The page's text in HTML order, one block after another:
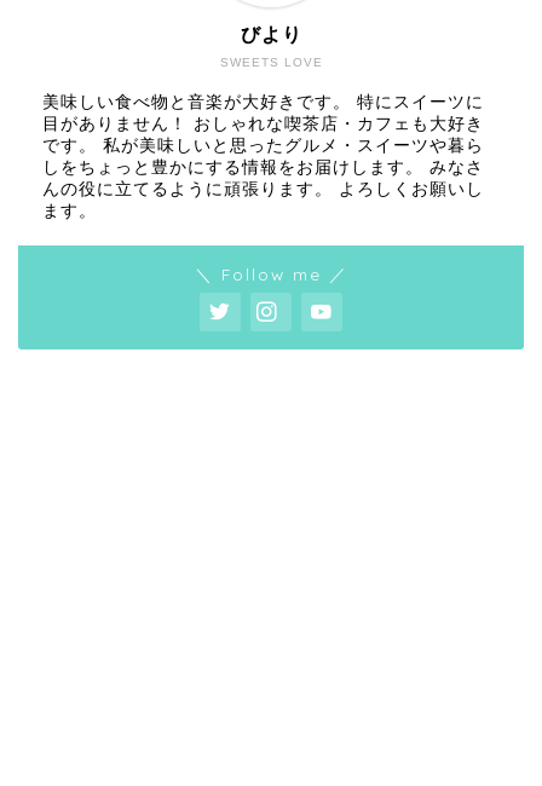
SWEETS LOVE
びより
美味しい食べ物と音楽が大好きです。 特にスイーツに
目がありません！ おしゃれな喫茶店・カフェも大好き
です。 私が美味しいと思ったグルメ・スイーツや暮ら
しをちょっと豊かにする情報をお届けします。 みなさ
んの役に立てるように頑張ります。 よろしくお願いし
ます。
＼ Follow me ／